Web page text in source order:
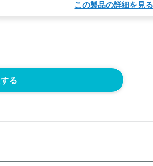
この製品の詳細を見る
る